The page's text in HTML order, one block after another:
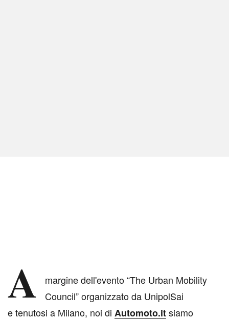
A
margine dell'evento “The Urban Mobility
Council” organizzato da UnipolSai
e tenutosi a Milano, noi di Automoto.itsiamo